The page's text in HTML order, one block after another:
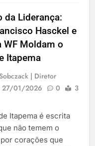
da Liderança:
Hasckel e
WF Moldam o
Itapema
| Diretor
27/01/2026 0
3
Itapema é escrita
não temem o
corações que